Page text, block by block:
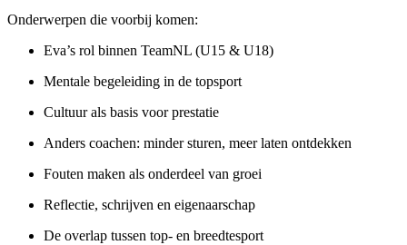
Onderwerpen die voorbij komen:
Eva’s rol binnen TeamNL (U15 & U18)
Mentale begeleiding in de topsport
Cultuur als basis voor prestatie
Anders coachen: minder sturen, meer laten ontdekken
Fouten maken als onderdeel van groei
Reflectie, schrijven en eigenaarschap
De overlap tussen top- en breedtesport